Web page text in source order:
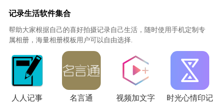
1、下载软件并进行安装，安装成功后登录进去使
用
2、打开应用进入，在登录界面进行登录注册
3、点击视频，能够快速的了解各种学习知识，更
好的使用
4、点击分享，把各种学习资源分享给你的好友
记录生活软件集合
帮助大家根据自己的喜好拍摄记录自己生活，随时使用手机定制专
属相册，海量相册模板用户可以自由选择.
人人记事 名言通 视频加文字 时光心情印记